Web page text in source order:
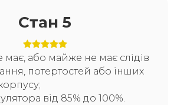
Стан 5
має, або майже не має слідів
потертостей або інших
від 85% до 100%.